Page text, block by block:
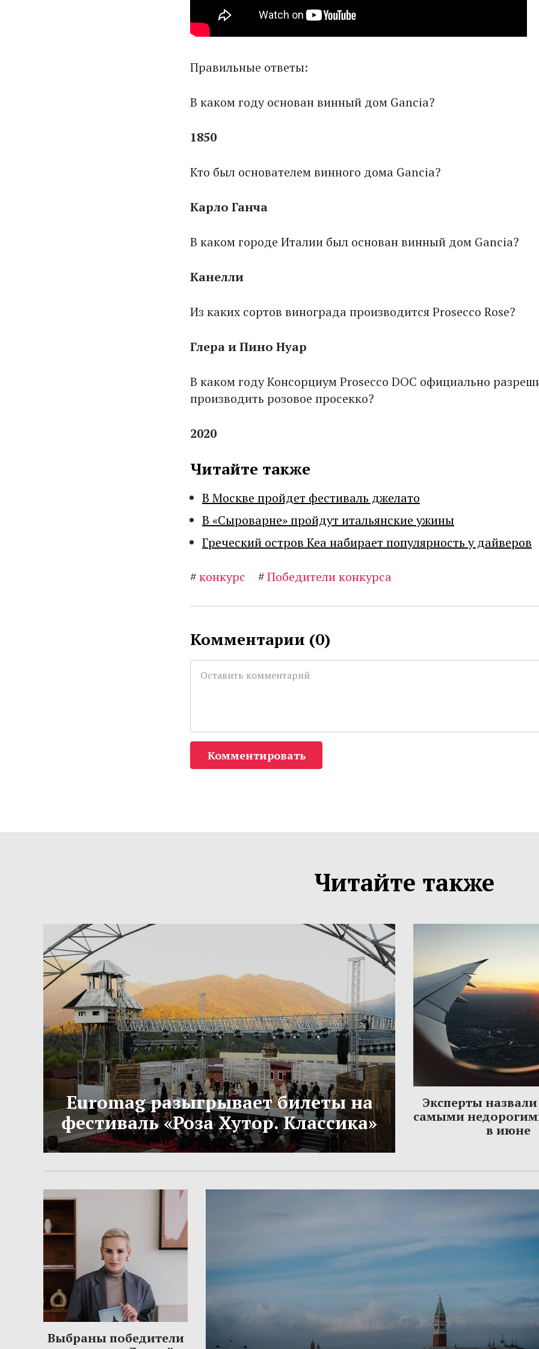
Правильные ответы:
В каком году основан винный дом Gancia?
1850
Кто был основателем винного дома Gancia?
Карло Ганча
В каком городе Италии был основан винный дом Gancia?
Канелли
Из каких сортов винограда производится Prosecco Rose?
Глера и Пино Нуар
В каком году Консорциум Prosecco DOC официально
производить розовое просекко?
2020
Читайте также
В Москве пройдет фестиваль джелато
В «Сыроварне» пройдут итальянские ужины
Греческий остров Кеа набирает популярность у дайверов
#конкурс #Победители конкурса
Комментарии (0)
Комментировать
Читайте также
Euromag разыгрывает билеты на
фестиваль «Роза Хутор. Классика»
Эксперты
самыми
в июне
Выбраны победители